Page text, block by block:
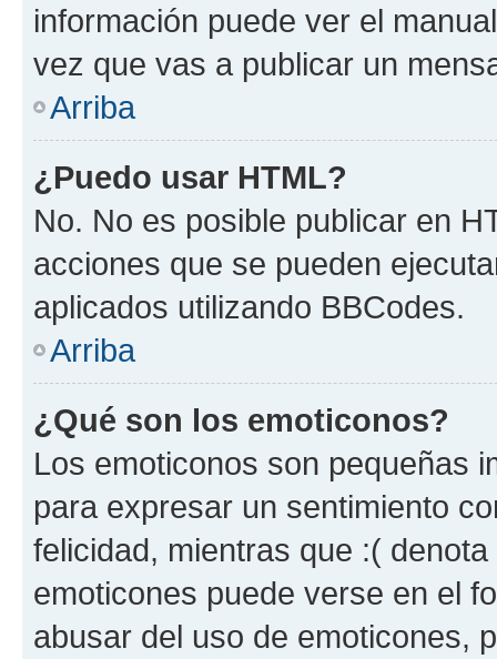
información puede ver el
vez que vas a publicar un
Arriba
¿Puedo usar HTML?
No. No es posible publicar en
acciones que se pueden
aplicados utilizando BBCodes.
Arriba
¿Qué son los emoticonos?
Los emoticonos son pequeñas
para expresar un sentimiento
felicidad, mientras que :(
emoticones puede verse en el
abusar del uso de emoticones,